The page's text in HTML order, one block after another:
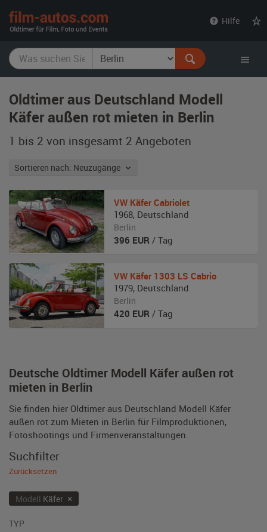
Hilfe
Oldtimer aus Deutschland Modell
Käfer außen rot mieten in Berlin
1 bis 2 von insgesamt 2 Angeboten
Sortieren nach: Neuzugänge
Deutsche Oldtimer Modell Käfer außen rot
mieten in Berlin
Sie finden hier Oldtimer aus Deutschland Modell Käfer
außen rot zum Mieten in Berlin für Filmproduktionen,
Fotoshootings und Firmenveranstaltungen.
VW Käfer Cabriolet
1968, Deutschland
Berlin
396 EUR / Tag
VW Käfer 1303 LS Cabrio
1979, Deutschland
Berlin
420 EUR / Tag
Suchfilter
Zurücksetzen
Modell Käfer ×
TYP